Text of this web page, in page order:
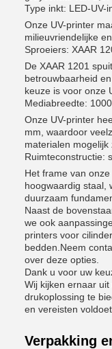
Type inkt: LED-UV-
Onze UV-printer
milieuvriendelijke
Sproeiers: XAAR
De XAAR 1201
betrouwbaarheid
keuze is voor onze
Mediabreedte:
Onze UV-printer
mm, waardoor
materialen mogelijk
Ruimteconstructie:
Het frame van
hoogwaardig staal,
duurzaam
Naast de
we ook
printers voor
bedden.Neem
over deze opties.
Dank u voor uw
Wij kijken ernaar
drukoplossing te
en vereisten voldoet.
Verpakking